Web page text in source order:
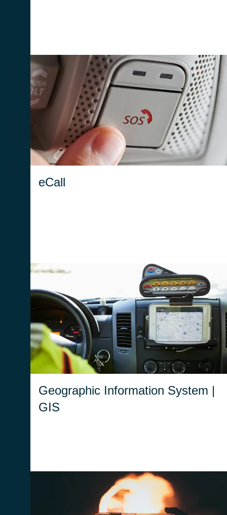
eCall
L’eCall è una tecnologia progettata per fornire
assistenza rapida ai conducenti coinvolti in
Geographic Information System |
GIS
Grazie alle sue mappe dettagliate e
interattive, il GIS supporta le Centrali
Operative nel prendere decisioni informate e